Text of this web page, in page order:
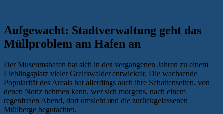
Aufgewacht: Stadtverwaltung geht das
Müllproblem am Hafen an
Der Museumshafen hat sich in den vergangenen Jahren zu einem
Lieblingsplatz vieler Greifswalder entwickelt. Die wachsende
Popularität des Areals hat allerdings auch ihre Schattenseiten, von
denen Notiz nehmen kann, wer sich morgens, nach einem
regenfreien Abend, dort umsieht und die zurückgelassenen
Müllberge begutachtet.